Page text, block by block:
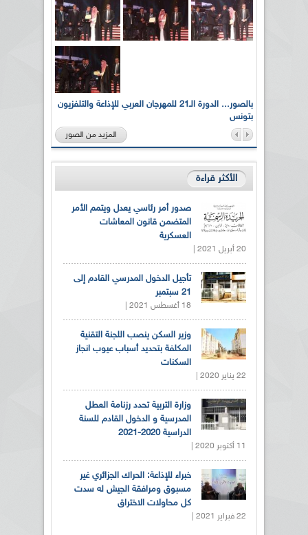
بالصور... الدورة الـ21 للمهرجان العربي للإذاعة والتلفزيون
بتونس
المزيد من الصور
الأكثر قراءة
صدور أمر رئاسي يعدل ويتمم الأمر
المتضمن قانون المعاشات
العسكرية
20 أبريل 2021 |
تأجيل الدخول المدرسي القادم إلى
21 سبتمبر
18 أغسطس 2021 |
وزير السكن ينصب اللجنة التقنية
المكلفة بتحديد أسباب عيوب انجاز
السكنات
22 يناير 2020 |
وزارة التربية تحدد رزنامة العطل
المدرسية و الدخول القادم للسنة
الدراسية 2020-2021
11 أكتوبر 2020 |
خبراء للإذاعة: الحراك الجزائري غير
مسبوق ومرافقة الجيش له سدت
كل محاولات الاختراق
22 فبراير 2021 |